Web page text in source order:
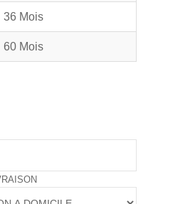
36 Mois
60 Mois